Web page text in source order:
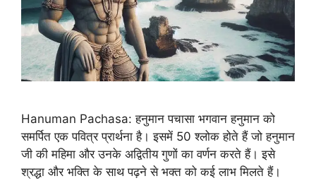
Hanuman Pachasa: हनुमान पचासा भगवान हनुमान को
समर्पित एक पवित्र प्रार्थना है। इसमें 50 श्लोक होते हैं जो हनुमान
जी की महिमा और उनके अद्वितीय गुणों का वर्णन करते हैं। इसे
श्रद्धा और भक्ति के साथ पढ़ने से भक्त को कई लाभ मिलते हैं।